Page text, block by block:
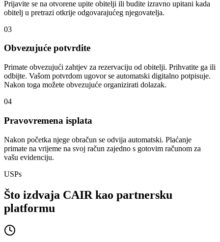
Prijavite se na otvorene upite obitelji ili budite izravno upitani kada
obitelj u pretrazi otkrije odgovarajućeg njegovatelja.
03
Obvezujuće potvrdite
Primate obvezujući zahtjev za rezervaciju od obitelji. Prihvatite ga ili
odbijte. Vašom potvrdom ugovor se automatski digitalno potpisuje.
Nakon toga možete obvezujuće organizirati dolazak.
04
Pravovremena isplata
Nakon početka njege obračun se odvija automatski. Plaćanje
primate na vrijeme na svoj račun zajedno s gotovim računom za
vašu evidenciju.
USPs
Što izdvaja CAIR kao partnersku
platformu